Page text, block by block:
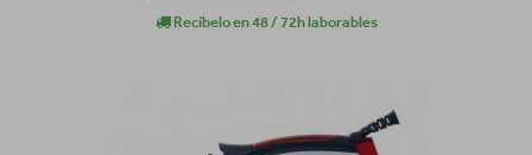
Recíbelo en 48 / 72h laborables